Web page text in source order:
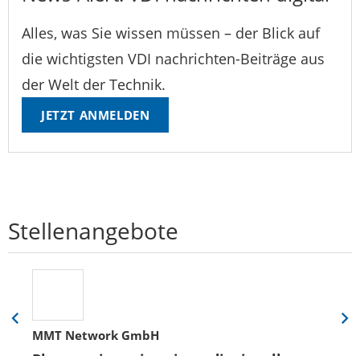
Alles, was Sie wissen müssen – der Blick auf
die wichtigsten VDI nachrichten-Beiträge aus
der Welt der Technik.
JETZT ANMELDEN
Stellenangebote
MMT Network GmbH
Eine
Folie
Eine